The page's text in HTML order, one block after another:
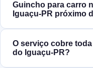
Guincho para carro
Iguaçu‑PR próximo
O serviço cobre
do Iguaçu‑PR?